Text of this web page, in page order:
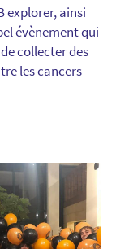
explorer, ainsi
évènement qui
collecter des
les cancers